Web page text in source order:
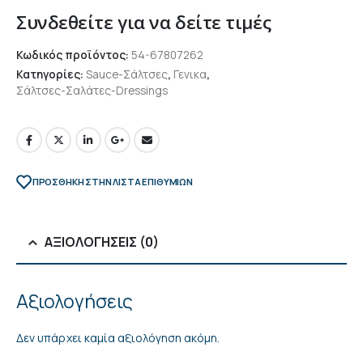
Συνδεθείτε για να δείτε τιμές
Κωδικός προϊόντος: 54-67807262
Κατηγορίες: Sauce-Σάλτσες, Γενικα,
Σάλτσες-Σαλάτες-Dressings
ΠΡΌΣΘΉΚΗ ΣΤΗΝ ΛΊΣΤΑ ΕΠΙΘΥΜΙΏΝ
ΑΞΙΟΛΟΓΉΣΕΙΣ (0)
Αξιολογήσεις
Δεν υπάρχει καμία αξιολόγηση ακόμη.